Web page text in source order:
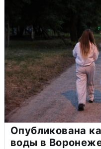
Опубликована
воды в